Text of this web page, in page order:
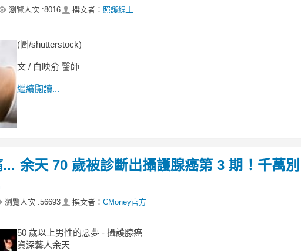
瀏覽人次 :8016 撰文者： 照護線上
(圖/shutterstock)
文 / 白映俞 醫師
繼續閱讀...
余天 70 歲被診斷出攝護腺癌第 3 期！千萬別
瀏覽人次 :56693 撰文者： CMoney官方
50 歲以上男性的惡夢 - 攝護腺癌
資深藝人余天